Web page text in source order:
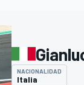
NACIONALIDAD
Italia